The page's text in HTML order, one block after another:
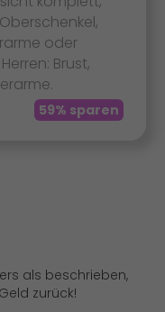
oder
Brust,
59% sparen
als beschrieben,
zurück!